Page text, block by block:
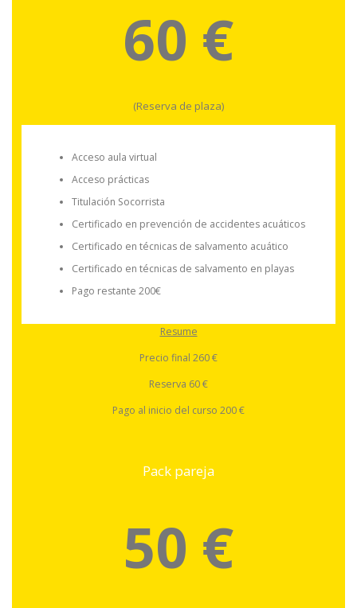
60 €
(Reserva de plaza)
Acceso aula virtual
Acceso prácticas
Titulación Socorrista
Certificado en prevención de accidentes acuáticos
Certificado en técnicas de salvamento acuático
Certificado en técnicas de salvamento en playas
Pago restante 200€
Resume
Precio final 260 €
Reserva 60 €
Pago al inicio del curso 200 €
Pack pareja
50 €